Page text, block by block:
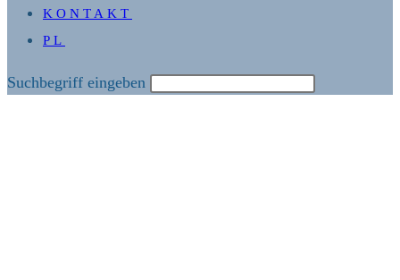
KONTAKT
PL
Diese
Suchbegriff eingeben